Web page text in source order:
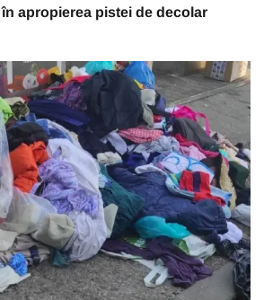
apropierea pistei de decolar